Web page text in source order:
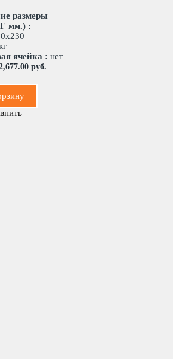
размеры
мм.) :
ячейка : нет
руб.